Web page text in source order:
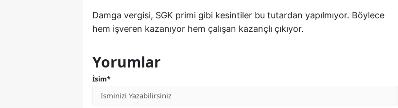
Damga vergisi, SGK primi gibi kesintiler bu tutardan yapılmıyor. Böylece
hem işveren kazanıyor hem çalışan kazançlı çıkıyor.
Yorumlar
İsim*